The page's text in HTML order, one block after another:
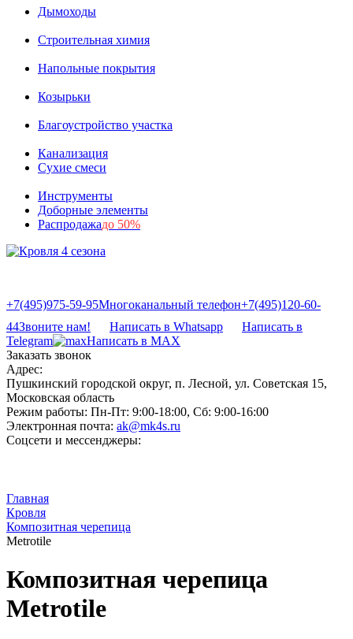
Дымоходы
Строительная химия
Напольные покрытия
Козырьки
Благоустройство участка
Канализация
Сухие смеси
Инструменты
Доборные элементы
Распродажадо 50%
+7(495)975-59-95Многоканальный телефон+7(495)120-60-
44Звоните нам! Написать в Whatsapp
Написать в
Telegram
Написать в MAX
Заказать звонок
Адрес:
Пушкинский городской округ, п. Лесной, ул. Советская 15,
Московская область
Режим работы: Пн-Пт: 9:00-18:00, Сб: 9:00-16:00
Электронная почта: ak@mk4s.ru
Соцсети и мессенджеры:
Главная
Кровля
Композитная черепица
Metrotile
Композитная черепица
Metrotile